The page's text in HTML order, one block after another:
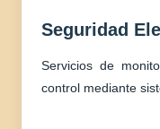
Seguridad
Servicios de
control mediante